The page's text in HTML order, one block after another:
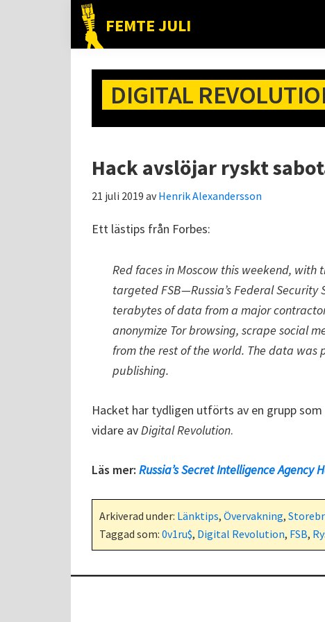
huvudnavigering
FEMTE JULI
Nätet
folket!DIGITAL
Hack avslöjar ryskt
21 juli 2019 avHenrik Alexandersson
Ett lästips från Forbes:
Red faces in Moscow this weekend, with
targeted FSB—Russia’s Federal
terabytes of data from a major
anonymize Tor browsing, scrape social
from the rest of the world. The data
publishing.
Hacket har tydligen utförts av en grupp som
vidare avDigital Revolution.
Läs mer: Russia’s Secret Intelligence Agency
Arkiverad under: Länktips, Övervakning,
Taggad som: 0v1ru$, Digital Revolution, FSB,